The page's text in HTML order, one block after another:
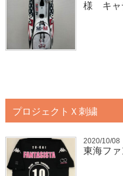
様 キャ
プロジェクトＸ刺繍
2020/10/08
東海ファ